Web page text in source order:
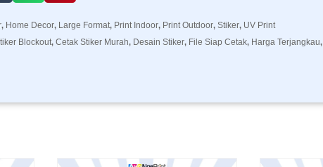
, Home Decor, Large Format, Print Indoor, Print Outdoor, Stiker, UV Print
Blockout, Cetak Stiker Murah, Desain Stiker, File Siap Cetak, Harga Terjangkau,